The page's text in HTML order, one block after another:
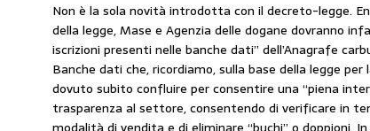
Non è la sola novità introdotta con il decreto-legge.
della legge, Mase e Agenzia delle dogane dovranno
iscrizioni presenti nelle banche dati” dell’Anagrafe
Banche dati che, ricordiamo, sulla base della legge per
dovuto subito confluire per consentire una “piena
trasparenza al settore, consentendo di verificare in